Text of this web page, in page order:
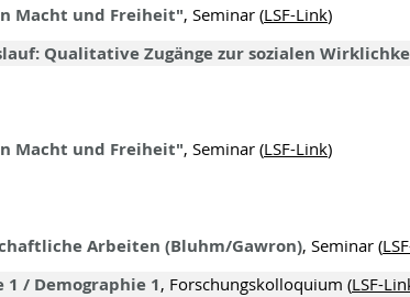
Macht und Freiheit", Seminar (LSF-Link)
Qualitative Zugänge zur sozialen
Macht und Freiheit", Seminar (LSF-Link)
Arbeiten (Bluhm/Gawron), Seminar (
1 / Demographie 1, Forschungskolloquium (LSF-